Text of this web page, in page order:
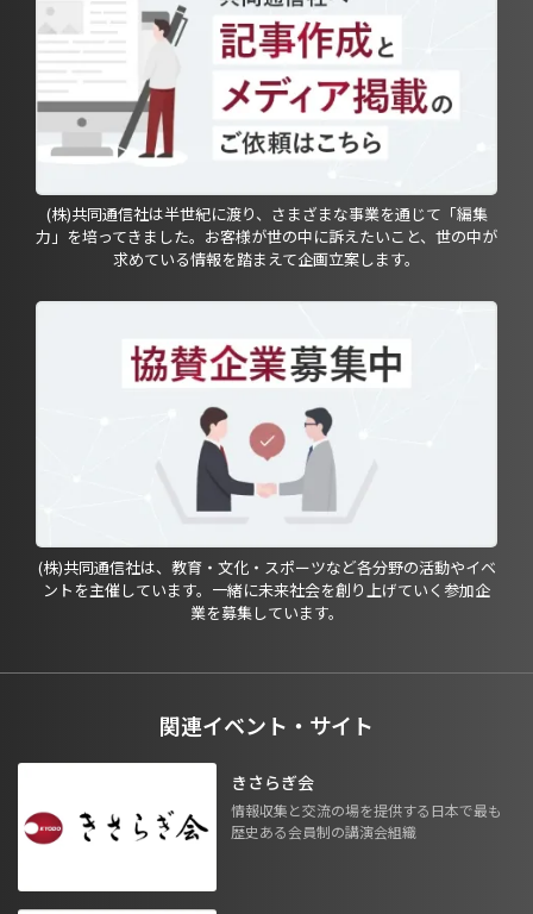
(株)共同通信社は半世紀に渡り、さまざまな事業を通じて「編集
力」を培ってきました。お客様が世の中に訴えたいこと、世の中が
求めている情報を踏まえて企画立案します。
(株)共同通信社は、教育・文化・スポーツなど各分野の活動やイベ
ントを主催しています。一緒に未来社会を創り上げていく参加企
業を募集しています。
関連イベント・サイト
きさらぎ会
情報収集と交流の場を提供する日本で最も
歴史ある会員制の講演会組織